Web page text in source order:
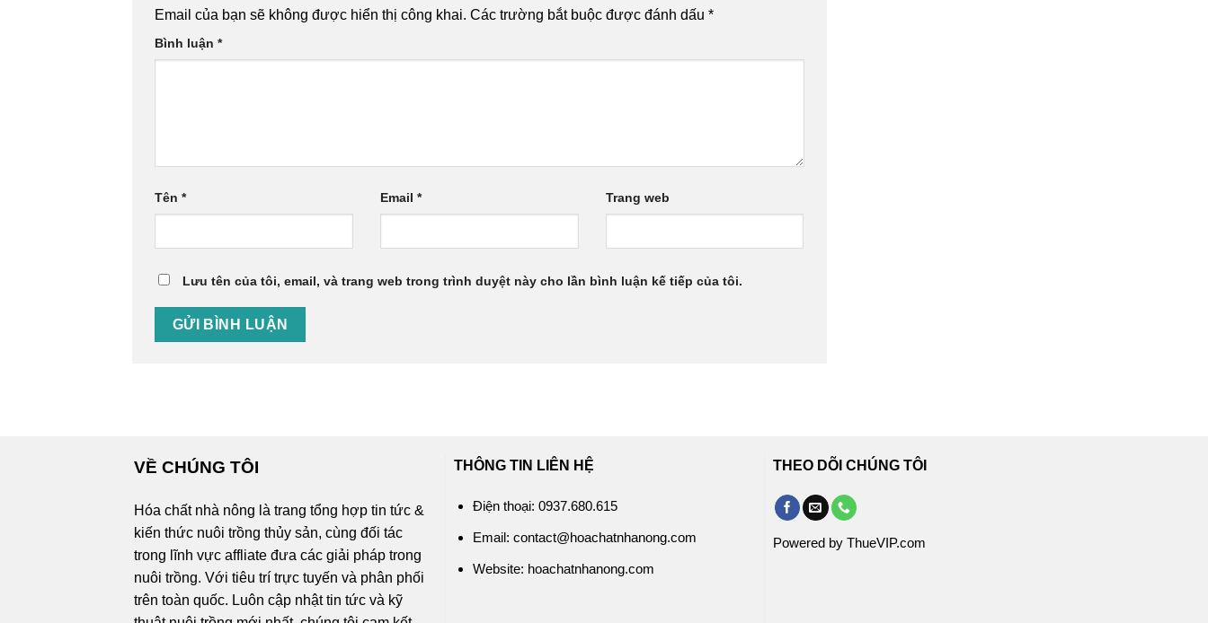
Email của bạn sẽ không được hiển thị công khai. Các trường bắt buộc được đánh dấu *
Bình luận *
Tên * Email * Trang web
Lưu tên của tôi, email, và trang web trong trình duyệt này cho lần bình luận kế tiếp của tôi.
VỀ CHÚNG TÔI
Hóa chất nhà nông là trang tổng hợp tin tức &
kiến thức nuôi trồng thủy sản, cùng đối tác
trong lĩnh vực affliate đưa các giải pháp trong
nuôi trồng. Với tiêu trí trực tuyến và phân phối
trên toàn quốc. Luôn cập nhật tin tức và kỹ
THÔNG TIN LIÊN HỆ
Điện thoại: 0937.680.615
Email: contact@hoachatnhanong.com
Website: hoachatnhanong.com
THEO DÕI CHÚNG TÔI
Powered by ThueVIP.com